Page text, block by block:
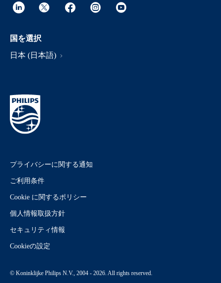
国を選択
日本 (日本語)
プライバシーに関する通知
ご利用条件
Cookie に関するポリシー
個人情報取扱方針
セキュリティ情報
Cookieの設定
© Koninklijke Philips N.V., 2004 - 2026. All rights reserved.